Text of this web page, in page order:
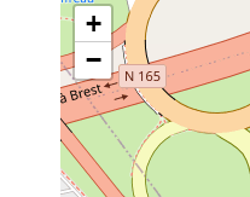
+
−